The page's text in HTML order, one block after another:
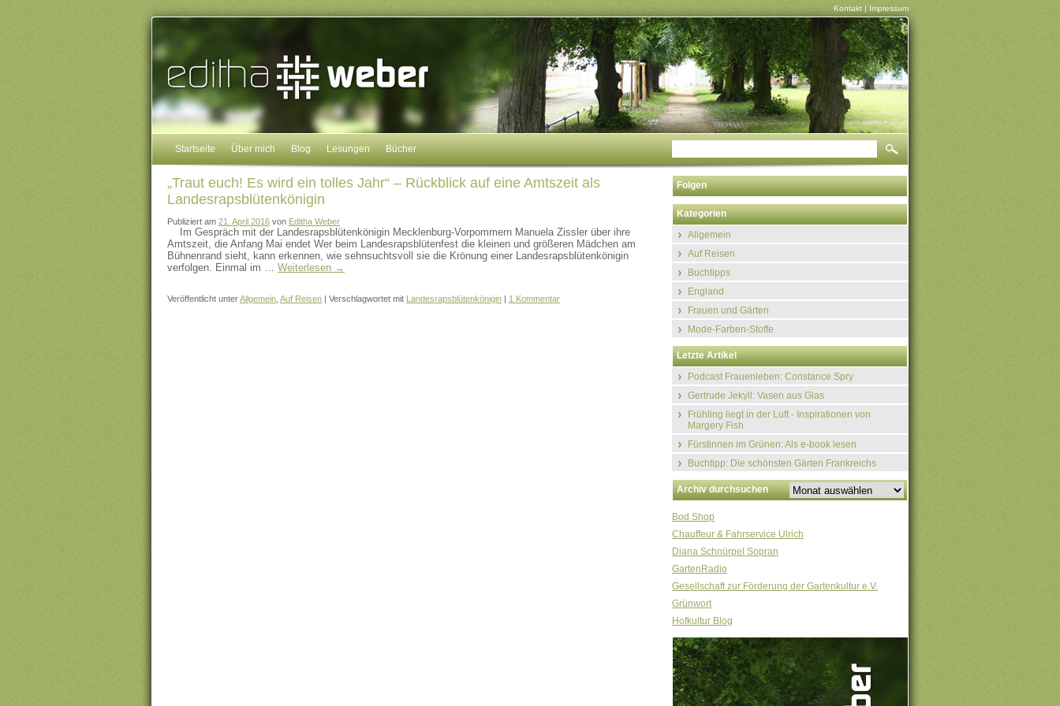
Kontakt | Impressum
Startseite Über mich Blog Lesungen Bücher
„Traut euch! Es wird ein tolles Jahr“ – Rückblick auf eine Amtszeit als
Landesrapsblütenkönigin
Publiziert am 21. April 2016 von Editha Weber
Im Gespräch mit der Landesrapsblütenkönigin Mecklenburg-Vorpommern Manuela Zissler über ihre
Amtszeit, die Anfang Mai endet Wer beim Landesrapsblütenfest die kleinen und größeren Mädchen am
Bühnenrand sieht, kann erkennen, wie sehnsuchtsvoll sie die Krönung einer Landesrapsblütenkönigin
verfolgen. Einmal im … Weiterlesen →
Veröffentlicht unterAllgemein Auf Reisen | Verschlagwortet mit Landesrapsblütenkönigin | 1 Kommentar
Folgen
Kategorien
Allgemein
Auf Reisen
Buchtipps
England
Frauen und Gärten
Mode-Farben-Stoffe
Letzte Artikel
Podcast Frauenleben: Constance Spry
Gertrude Jekyll: Vasen aus Glas
Frühling liegt in der Luft - Inspirationen von
Margery Fish
Fürstinnen im Grünen: Als e-book lesen
Buchtipp: Die schönsten Gärten Frankreichs
Archiv durchsuchen
Bod Shop
Chauffeur & Fahrservice Ulrich
Diana Schnürpel Sopran
GartenRadio
Gesellschaft zur Förderung der Gartenkultur e.V.
Grünwort
Hofkultur Blog